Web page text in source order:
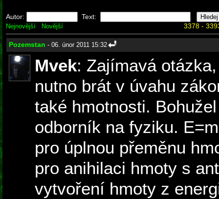
Autor: Text:
Nejnovější Novější 3378 -
Pozemstan - 06. únor 2011 15:32
Mvek: Zajímavá
nutno brát v úvahu
také hmotnosti.
odborník na fyziku.
pro úplnou přeměnu
pro anihilaci hmoty s
vytvoření hmoty z